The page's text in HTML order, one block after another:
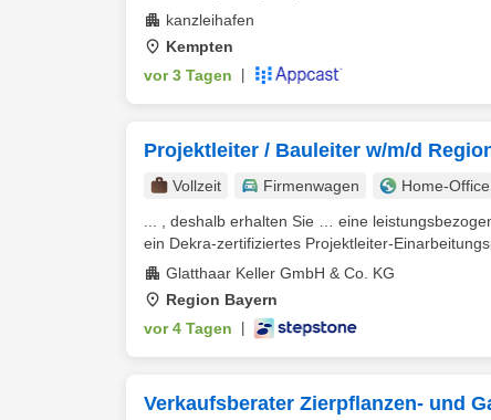
kanzleihafen
Kempten
vor 3 Tagen
Projektleiter / Bauleiter w/m/d
Vollzeit Firmenwagen Home-Office
... , deshalb erhalten Sie … eine
ein Dekra-zertifiziertes Projektleiter-
Glatthaar Keller GmbH & Co. KG
Region Bayern
vor 4 Tagen
Verkaufsberater Zierpflanzen- und